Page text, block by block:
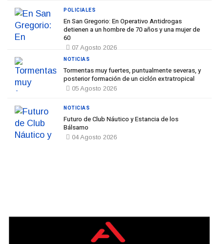
En San Gregorio: En Operativo Antidrogas
detienen a un hombre de 70 años y una mujer de
60
07 Agosto 2026
POLICIALES
Tormentas muy fuertes, puntualmente severas, y
posterior formación de un ciclón extratropical
05 Agosto 2026
NOTICIAS
Futuro de Club Náutico y Estancia de los
Bálsamo
04 Agosto 2026
NOTICIAS